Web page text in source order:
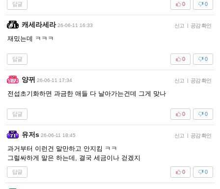
답글 0
0
캐세라세라 26-06-11 16:33 신고 | 공감 확인
재밌는데 ㅋㅋㅋ
답글 0
0
양뀌 26-06-11 17:34 신고 | 공감 확인
전섭초기화하면 과금한 애들 다 날아가는건데 그게 맞나
답글 0
0
유저s 26-06-11 18:45 신고 | 공감 확인
과거부터 이런건 말만하고 안지킴 ㅋㅋ
그럴싸하게 말은 하는데, 결국 세금이나 걷겠지
답글 0
0